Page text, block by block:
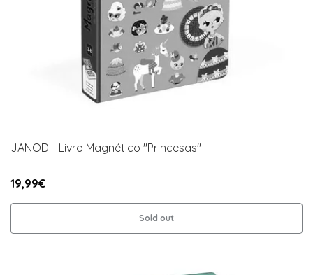
JANOD - Livro Magnético "Princesas"
19,99€
Sold out